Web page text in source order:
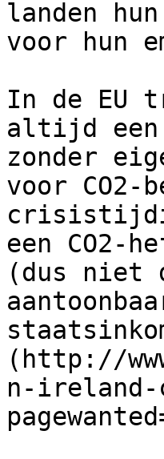
landen
voor hun
In de EU
altijd een
zonder
voor
een CO2-
(dus niet
(http://
n-ireland-